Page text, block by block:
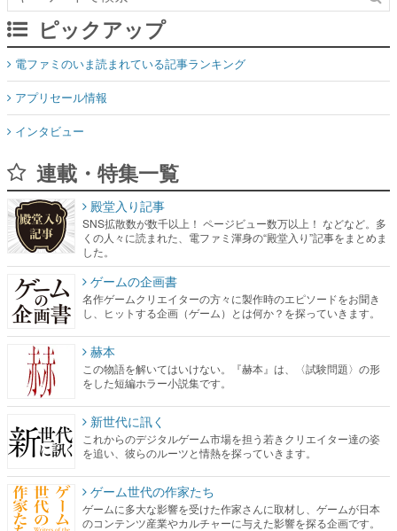
ピックアップ
電ファミのいま読まれている記事ランキング
アプリセール情報
インタビュー
連載・特集一覧
殿堂入り記事
SNS拡散数が数千以上！ ページビュー数万以上！ などなど。多
くの人々に読まれた、電ファミ渾身の“殿堂入り”記事をまとめま
した。
ゲームの企画書
名作ゲームクリエイターの方々に製作時のエピソードをお聞き
し、ヒットする企画（ゲーム）とは何か？を探っていきます。
赫本
この物語を解いてはいけない。『赫本』は、〈試験問題〉の形
をした短編ホラー小説集です。
新世代に訊く
これからのデジタルゲーム市場を担う若きクリエイター達の姿
を追い、彼らのルーツと情熱を探っていきます。
ゲーム世代の作家たち
ゲームに多大な影響を受けた作家さんに取材し、ゲームが日本
のコンテンツ産業やカルチャーに与えた影響を探る企画です。